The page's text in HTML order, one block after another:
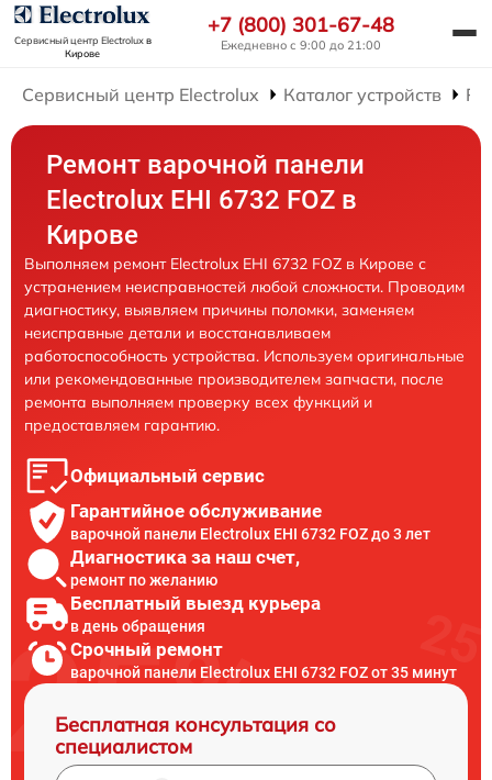
Сервисный центр Electroluxв
Кирове
+7 (800) 301-67-48
Ежедневно с 9:00 до 21:00
Сервисный центр Electrolux Каталог устройств
Ремонт варочной панели
Electrolux EHI 6732 FOZ в
Кирове
Выполняем ремонт Electrolux EHI 6732 FOZ в Кирове с
устранением неисправностей любой сложности. Проводим
диагностику, выявляем причины поломки, заменяем
неисправные детали и восстанавливаем
работоспособность устройства. Используем оригинальные
или рекомендованные производителем запчасти, после
ремонта выполняем проверку всех функций и
предоставляем гарантию.
Официальный сервис
Гарантийное обслуживание
варочной панели Electrolux EHI 6732 FOZ до 3 лет
Диагностика за наш счет,
ремонт по желанию
Бесплатный выезд курьера
в день обращения
Срочный ремонт
варочной панели Electrolux EHI 6732 FOZ от 35 минут
Бесплатная консультация со
специалистом